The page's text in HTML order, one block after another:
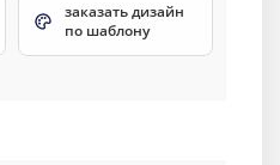
заказать дизайн
по шаблону